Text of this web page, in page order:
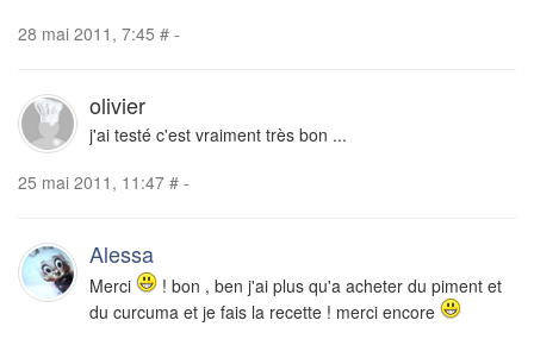
28 mai 2011, 7:45 # -
olivier
j'ai testé c'est vraiment très bon ...
25 mai 2011, 11:47 # -
Alessa
Merci
! bon , ben j'ai plus qu'a acheter du piment et
du curcuma et je fais la recette ! merci encore